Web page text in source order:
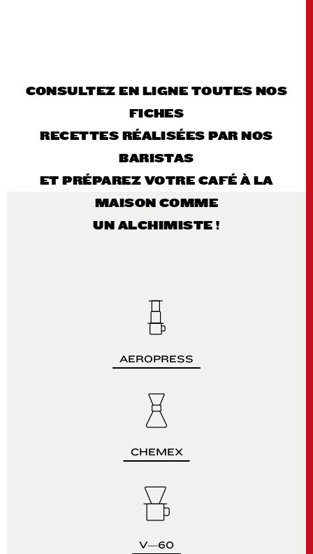
CONSULTEZ EN LIGNE TOUTES NOS
FICHES
RECETTES RÉALISÉES PAR NOS
BARISTAS
ET PRÉPAREZ VOTRE CAFÉ À LA
MAISON COMME
UN ALCHIMISTE !
AEROPRESS
CHEMEX
V—60